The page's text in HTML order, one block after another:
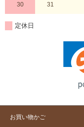
30 31
定休日
お買い物かご